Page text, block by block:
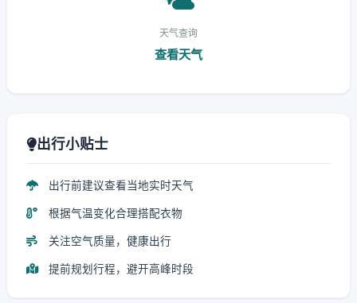
天气查询
查看天气
出行小贴士
出行前建议查看当地实时天气
根据气温变化合理搭配衣物
关注空气质量，健康出行
提前规划行程，避开高峰时段